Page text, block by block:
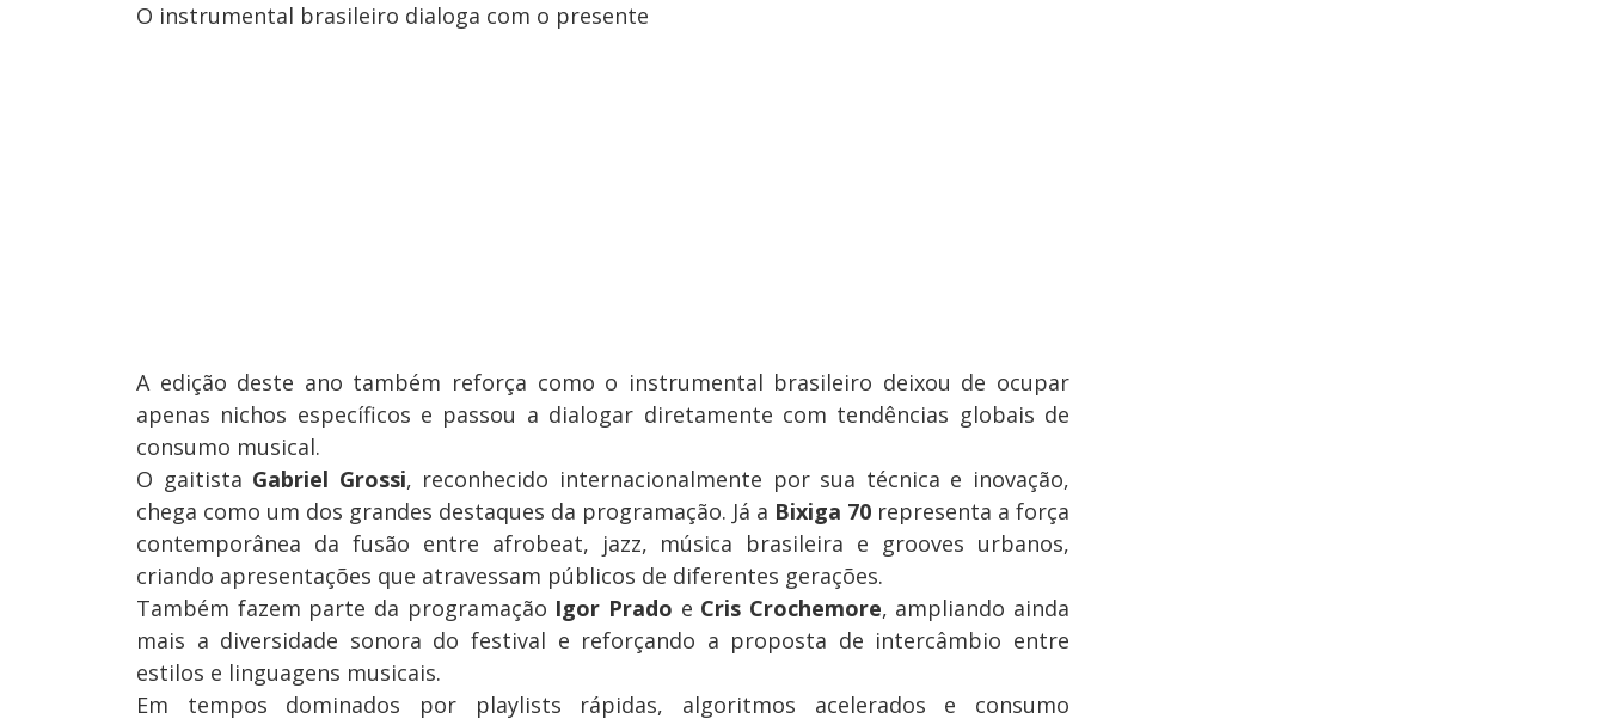
O instrumental brasileiro dialoga com o presente
A edição deste ano também reforça como o instrumental brasileiro deixou de ocupar
apenas nichos específicos e passou a dialogar diretamente com tendências globais de
consumo musical.
O gaitista Gabriel Grossi, reconhecido internacionalmente por sua técnica e inovação,
chega como um dos grandes destaques da programação. Já a Bixiga 70 representa a força
contemporânea da fusão entre afrobeat, jazz, música brasileira e grooves urbanos,
criando apresentações que atravessam públicos de diferentes gerações.
Também fazem parte da programação Igor Prado e Cris Crochemore, ampliando ainda
mais a diversidade sonora do festival e reforçando a proposta de intercâmbio entre
estilos e linguagens musicais.
Em tempos dominados por playlists rápidas, algoritmos acelerados e consumo